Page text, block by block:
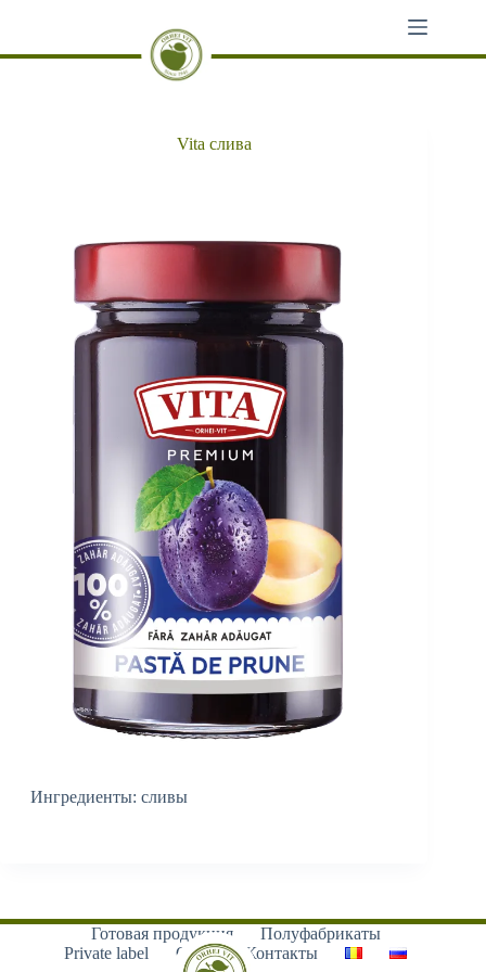
Vita слива
Ингредиенты: сливы
Готовая продукция
Полуфабрикаты
Private label
О нас Контакты